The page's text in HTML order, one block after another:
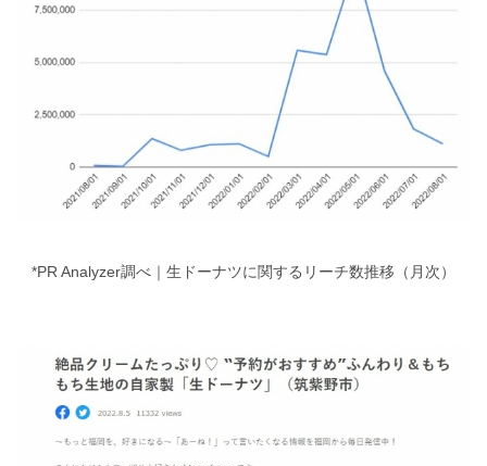
*PR Analyzer調べ｜生ドーナツに関するリーチ数推移（月次）